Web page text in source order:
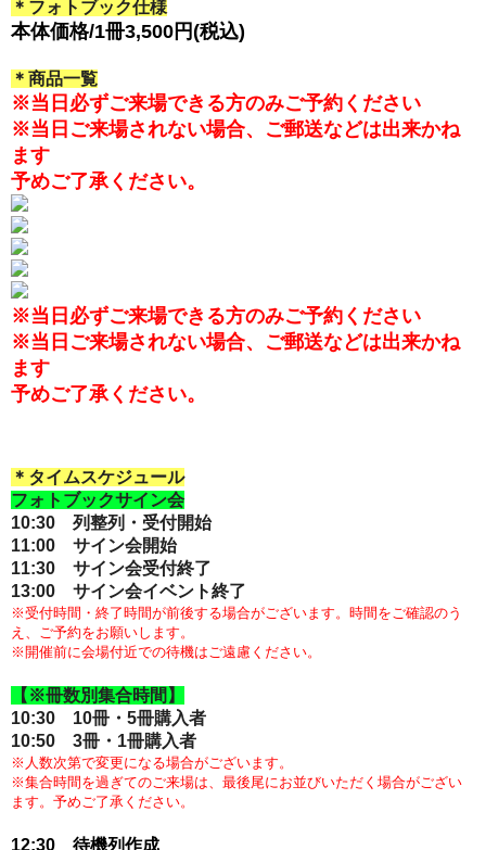
＊フォトブック仕様
本体価格/1冊3,500円(税込)
＊商品一覧
※当日必ずご来場できる方のみご予約ください
※当日ご来場されない場合、ご郵送などは出来かね
ます
予めご了承ください。
※当日必ずご来場できる方のみご予約ください
※当日ご来場されない場合、ご郵送などは出来かね
ます
予めご了承ください。
＊ タイムスケジュール
フォトブックサイン会
10:30 列整列・受付開始
11:00 サイン会開始
11:30 サイン会受付終了
13:00 サイン会イベント終了
※受付時間・終了時間が前後する場合がございます。時間をご確認のう
え、ご予約をお願いします。
※開催前に会場付近での待機はご遠慮ください。
【※冊数別集合時間】
10:30 10冊・5冊購入者
10:50 3冊・1冊購入者
※人数次第で変更になる場合がございます。
※集合時間を過ぎてのご来場は、最後尾にお並びいただく場合がござい
ます。予めご了承ください。
12:30 待機列作成